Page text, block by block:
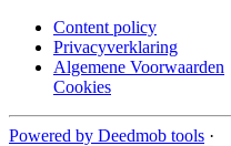
Content policy
Privacyverklaring
Algemene Voorwaarden
Cookies
Powered by Deedmob tools ·